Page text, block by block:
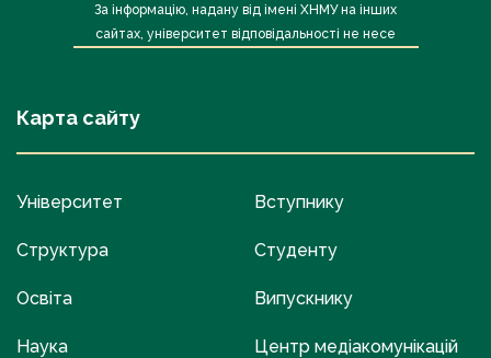
За інформацію, надану від імені ХНМУ на інших
сайтах, університет відповідальності не несе
Карта сайту
Університет
Структура
Освіта
Наука
Вступнику
Студенту
Випускнику
Центр медіакомунікацій